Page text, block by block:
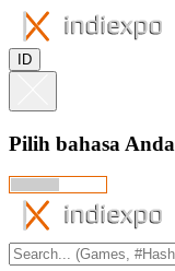
ID
Pilih bahasa Anda